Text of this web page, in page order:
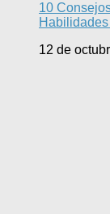
10
12 de